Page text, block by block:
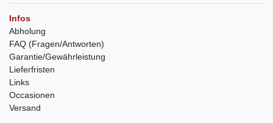
Infos
Abholung
FAQ (Fragen/Antworten)
Garantie/Gewährleistung
Lieferfristen
Links
Occasionen
Versand